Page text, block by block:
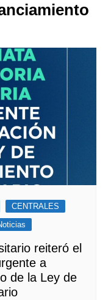
CENTRALES
reiteró el
a
de la Ley de